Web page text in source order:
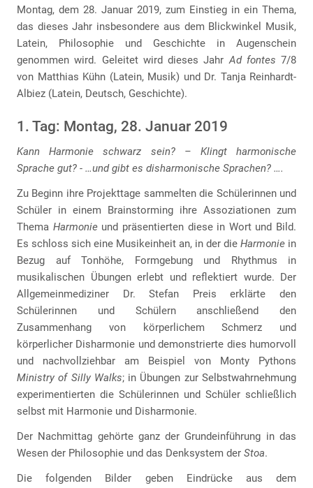
Montag, dem 28. Januar 2019, zum Einstieg in ein Thema,
das dieses Jahr insbesondere aus dem Blickwinkel Musik,
Latein, Philosophie und Geschichte in Augenschein
genommen wird. Geleitet wird dieses JahrAd fontes 7/8
von Matthias Kühn (Latein, Musik) und Dr. Tanja Reinhardt-
Albiez (Latein, Deutsch, Geschichte).
1. Tag: Montag, 28. Januar 2019
Kann Harmonie schwarz sein? – Klingt harmonische
Sprache gut? - …und gibt es disharmonische Sprachen? ….
Zu Beginn ihre Projekttage sammelten die Schülerinnen und
Schüler in einem Brainstorming ihre Assoziationen zum
Thema Harmonieund präsentierten diese in Wort und Bild.
Es schloss sich eine Musikeinheit an, in der die Harmonie in
Bezug auf Tonhöhe, Formgebung und Rhythmus in
musikalischen Übungen erlebt und reflektiert wurde. Der
Allgemeinmediziner Dr. Stefan Preis erklärte den
Schülerinnen und Schülern anschließend den
Zusammenhang von körperlichem Schmerz und
körperlicher Disharmonie und demonstrierte dies humorvoll
und nachvollziehbar am Beispiel von Monty Pythons
Ministry of Silly Walks; in Übungen zur Selbstwahrnehmung
experimentierten die Schülerinnen und Schüler schließlich
selbst mit Harmonie und Disharmonie.
Der Nachmittag gehörte ganz der Grundeinführung in das
Wesen der Philosophie und das Denksystem der Stoa.
Die folgenden Bilder geben Eindrücke aus dem